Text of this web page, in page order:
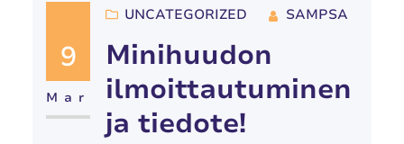
mahdollisuutta ilmoittautua
nyt koko kaudeksi eli syksyksi
ja kevääksi! Ryhmään mahtuu
15 halukasta joten
ilmoittautumista kehiin tämän
9
Mar
UNCATEGORIZED SAMPSA
Minihuudon
ilmoittautuminen
ja tiedote!